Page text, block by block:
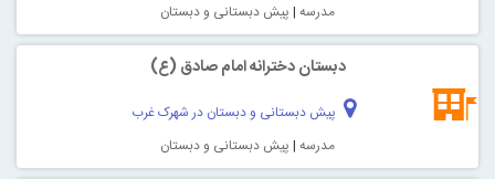
مدرسه | پیش دبستانی و دبستان
دبستان دخترانه امام صادق (ع)
پیش دبستانی و دبستان در شهرک غرب
مدرسه | پیش دبستانی و دبستان